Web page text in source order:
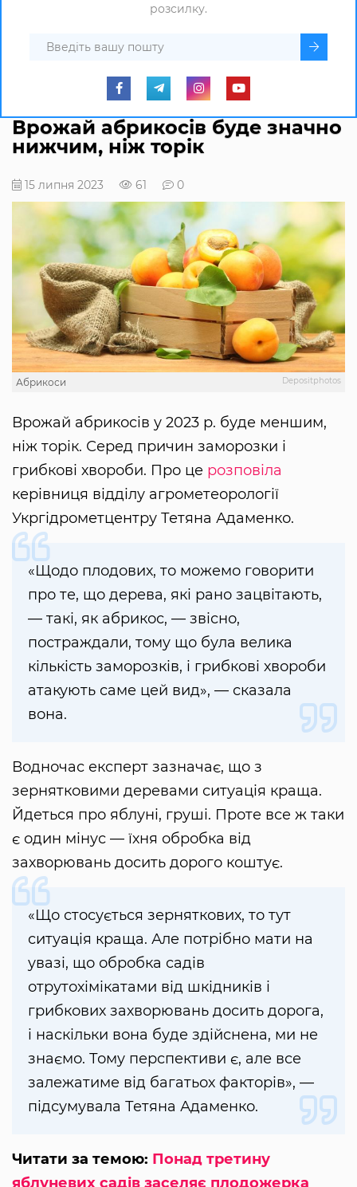
розсилку.
Врожай абрикосів буде значно
нижчим, ніж торік
15 липня 2023 61 0
Depositphotos
Абрикоси
Врожай абрикосів у 2023 р. буде меншим,
ніж торік. Серед причин заморозки і
грибкові хвороби. Про це розповіла
керівниця відділу агрометеорології
Укргідрометцентру Тетяна Адаменко.
«Щодо плодових, то можемо говорити
про те, що дерева, які рано зацвітають,
— такі, як абрикос, — звісно,
постраждали, тому що була велика
кількість заморозків, і грибкові хвороби
атакують саме цей вид», — сказала
вона.
Водночас експерт зазначає, що з
зернятковими деревами ситуація краща.
Йдеться про яблуні, груші. Проте все ж таки
є один мінус — їхня обробка від
захворювань досить дорого коштує.
«Що стосується зерняткових, то тут
ситуація краща. Але потрібно мати на
увазі, що обробка садів
отрутохімікатами від шкідників і
грибкових захворювань досить дорога,
і наскільки вона буде здійснена, ми не
знаємо. Тому перспективи є, але все
залежатиме від багатьох факторів», —
підсумувала Тетяна Адаменко.
Читати за темою: Понад третину
яблуневих садів заселяє плодожерка